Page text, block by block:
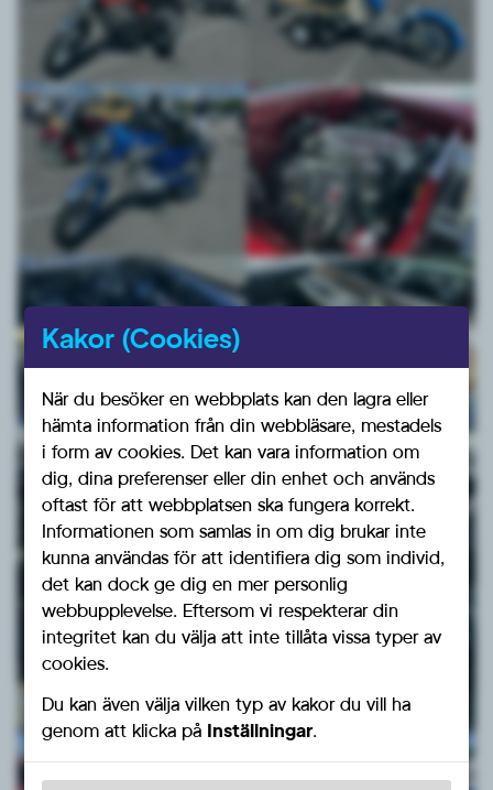
Kakor (Cookies)
När du besöker en webbplats kan den lagra eller
hämta information från din webbläsare, mestadels
i form av cookies. Det kan vara information om
dig, dina preferenser eller din enhet och används
oftast för att webbplatsen ska fungera korrekt.
Informationen som samlas in om dig brukar inte
kunna användas för att identifiera dig som individ,
det kan dock ge dig en mer personlig
webbupplevelse. Eftersom vi respekterar din
integritet kan du välja att inte tillåta vissa typer av
cookies.
Du kan även välja vilken typ av kakor du vill ha
genom att klicka på Inställningar.